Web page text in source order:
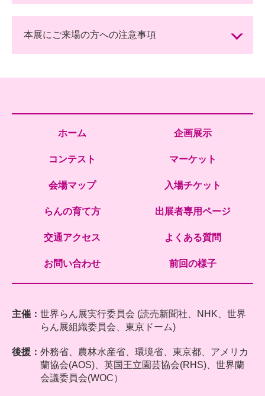
本展にご来場の方への注意事項
ホーム 企画展示
コンテスト マーケット
会場マップ 入場チケット
らんの育て方 出展者専用ページ
交通アクセス よくある質問
お問い合わせ 前回の様子
主催： 世界らん展実行委員会 (読売新聞社、NHK、世界
らん展組織委員会、東京ドーム)
後援： 外務省、農林水産省、環境省、東京都、アメリカ
蘭協会(AOS)、英国王立園芸協会(RHS)、世界蘭
会議委員会(WOC）